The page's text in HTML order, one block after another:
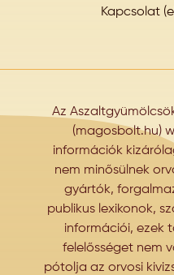
Kapcsolat
Az
(magosbolt.hu)
információk
nem minősülnek
gyártók,
publikus lexikonok,
információi, ezek
felelősséget nem
pótolja az orvosi